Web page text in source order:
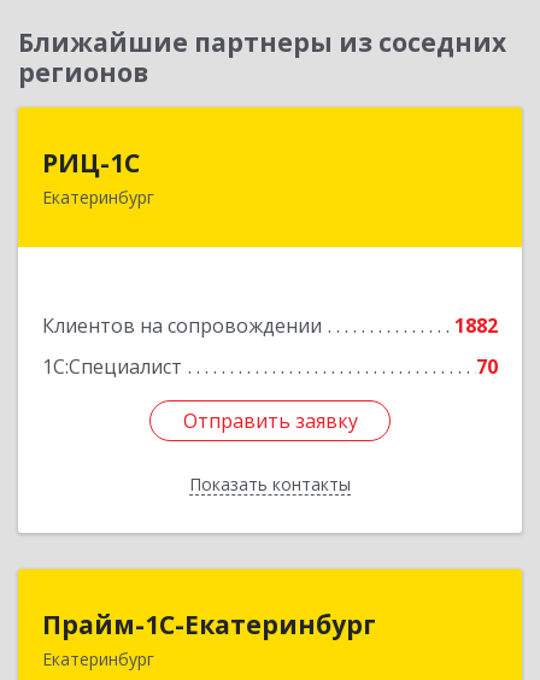
Ближайшие партнеры из соседних
регионов
РИЦ-1С
Екатеринбург
Клиентов на сопровождении
1882
1С:Специалист
70
Отправить заявку
Показать контакты
620102, Свердловская обл, Екатеринбург г,
Отправить заявку
Назад
Прайм-1С-Екатеринбург
Екатеринбург
Прайм-1С-Екатеринбург
620142, Свердловская обл, Екатеринбург г, 8